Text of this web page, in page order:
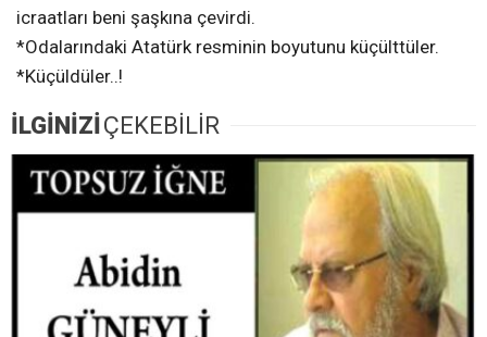
icraatları beni şaşkına çevirdi.
*Odalarındaki Atatürk resminin boyutunu küçülttüler.
*Küçüldüler..!
İLGİNİZİÇEKEBİLİR